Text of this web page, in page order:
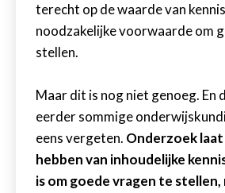
terecht op de waarde van
noodzakelijke voorwaarde om
stellen.
Maar dit is nog niet genoeg.
eerder sommige
eens vergeten. Onderzoek
hebben van inhoudelijke
is om goede vragen te